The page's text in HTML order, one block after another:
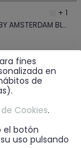
+ 1
CAMISA DOBBY AMSTERDAM BLANCO
fines
en
de
Cookies.
el botón
uso pulsando